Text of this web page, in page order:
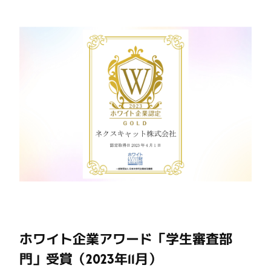
ホワイト企業アワード「学生審査部
門」受賞（2023年11月）